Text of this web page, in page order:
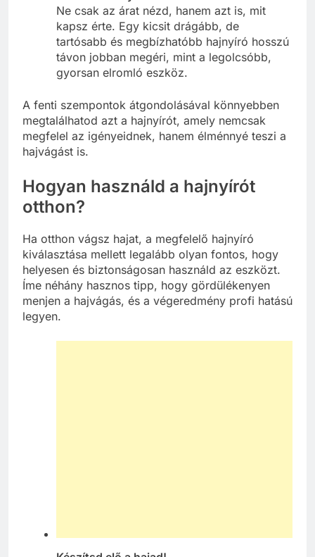
Ne csak az árat nézd, hanem azt is, mit
kapsz érte. Egy kicsit drágább, de
tartósabb és megbízhatóbb hajnyíró hosszú
távon jobban megéri, mint a legolcsóbb,
gyorsan elromló eszköz.
A fenti szempontok átgondolásával könnyebben
megtalálhatod azt a hajnyírót, amely nemcsak
megfelel az igényeidnek, hanem élménnyé teszi a
hajvágást is.
Hogyan használd a hajnyírót
otthon?
Ha otthon vágsz hajat, a megfelelő hajnyíró
kiválasztása mellett legalább olyan fontos, hogy
helyesen és biztonságosan használd az eszközt.
Íme néhány hasznos tipp, hogy gördülékenyen
menjen a hajvágás, és a végeredmény profi hatású
legyen.